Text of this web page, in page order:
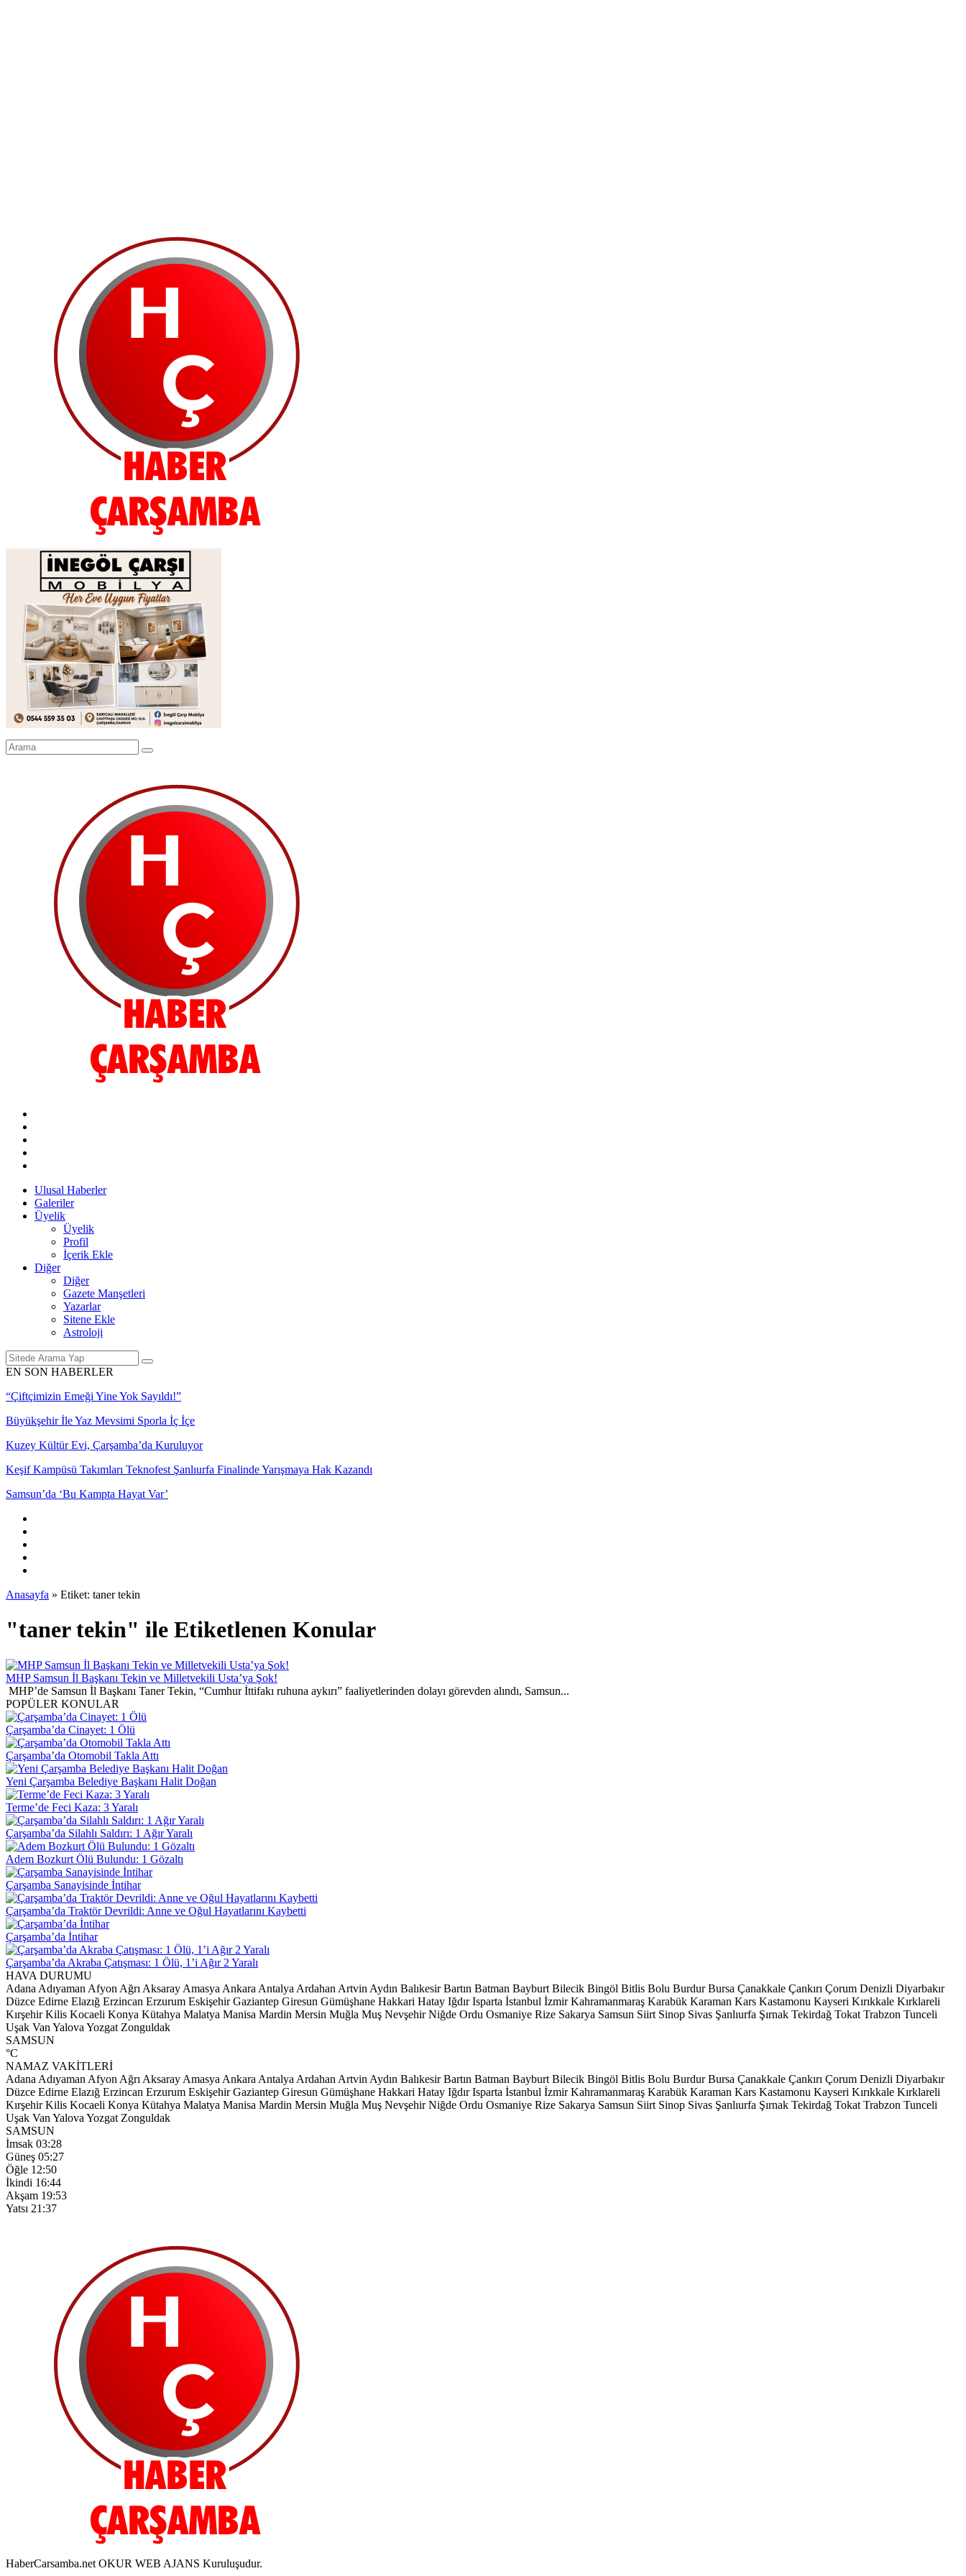
Ulusal Haberler
Galeriler
Üyelik
Üyelik
Profil
İçerik Ekle
Diğer
Diğer
Gazete Manşetleri
Yazarlar
Sitene Ekle
Astroloji
EN SON HABERLER
“Çiftçimizin Emeği Yine Yok Sayıldı!”
Anasayfa » Etiket: taner tekin
"taner tekin" ile Etiketlenen Konular
MHP Samsun İl Başkanı Tekin ve Milletvekili Usta’ya Şok!
MHP’de Samsun İl Başkanı Taner Tekin, “Cumhur İttifakı ruhuna aykırı” faaliyetlerinden dolayı görevden alındı, Samsun...
POPÜLER KONULAR
1 Ölü
Takla Attı
Başkanı Halit Doğan
Yaralı
1 Ağır Yaralı
1 Gözaltı
İntihar
Anne ve Oğul Hayatlarını Kaybetti
1 Ölü, 1’i Ağır 2 Yaralı
HAVA DURUMU
Adana Adıyaman Afyon Ağrı Aksaray Amasya Ankara Antalya Ardahan Artvin Aydın Balıkesir Bartın Batman Bayburt Bilecik Bingöl Bitlis Bolu Burdur Bursa Çanakkale Çankırı Çorum Denizli Diyarbakır
Düzce Edirne Elazığ Erzincan Erzurum Eskişehir Gaziantep Giresun Gümüşhane Hakkari Hatay Iğdır Isparta İstanbul İzmir Kahramanmaraş Karabük Karaman Kars Kastamonu Kayseri Kırıkkale Kırklareli
Kırşehir Kilis Kocaeli Konya Kütahya Malatya Manisa Mardin Mersin Muğla Muş Nevşehir Niğde Ordu Osmaniye Rize Sakarya Samsun Siirt Sinop Sivas Şanlıurfa Şırnak Tekirdağ Tokat Trabzon Tunceli
Uşak Van Yalova Yozgat Zonguldak
SAMSUN
°C
NAMAZ VAKİTLERİ
Adana Adıyaman Afyon Ağrı Aksaray Amasya Ankara Antalya Ardahan Artvin Aydın Balıkesir Bartın Batman Bayburt Bilecik Bingöl Bitlis Bolu Burdur Bursa Çanakkale Çankırı Çorum Denizli Diyarbakır
Düzce Edirne Elazığ Erzincan Erzurum Eskişehir Gaziantep Giresun Gümüşhane Hakkari Hatay Iğdır Isparta İstanbul İzmir Kahramanmaraş Karabük Karaman Kars Kastamonu Kayseri Kırıkkale Kırklareli
Kırşehir Kilis Kocaeli Konya Kütahya Malatya Manisa Mardin Mersin Muğla Muş Nevşehir Niğde Ordu Osmaniye Rize Sakarya Samsun Siirt Sinop Sivas Şanlıurfa Şırnak Tekirdağ Tokat Trabzon Tunceli
Uşak Van Yalova Yozgat Zonguldak
SAMSUN
İmsak 03:28
Güneş 05:27
Öğle 12:50
İkindi 16:44
Akşam 19:53
Yatsı 21:37
HaberCarsamba.net OKUR WEB AJANS Kuruluşudur.